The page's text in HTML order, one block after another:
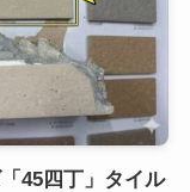
45四丁」タイル